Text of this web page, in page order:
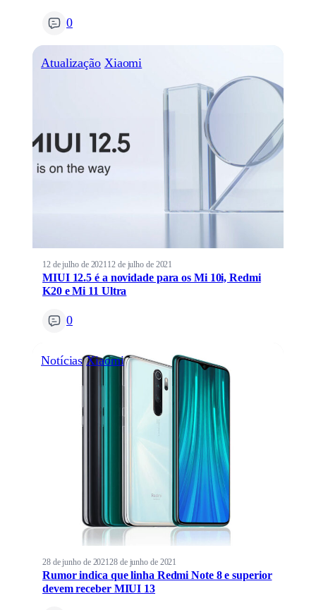
0
Atualização Xiaomi
12 de julho de 2021 12 de julho de 2021
MIUI 12.5 é a novidade para os Mi 10i, Redmi
K20 e Mi 11 Ultra
0
Notícias Xiaomi
28 de junho de 202128 de junho de 2021
Rumor indica que linha Redmi Note 8 e superior
devem receber MIUI 13